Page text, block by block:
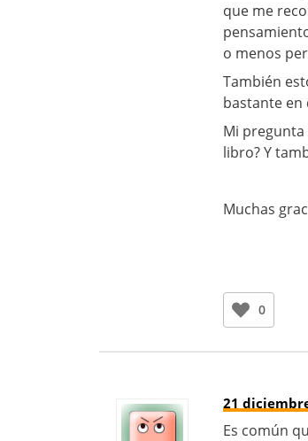
que me
o menos
También
bastante en
Mi
libro? Y
Muchas
0
21
Es común